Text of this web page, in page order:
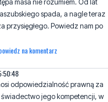
na komentarz
odpowiedzialność prawną za
Z uwagi na charakter ich
poświadczenie, że to co
przekładem.